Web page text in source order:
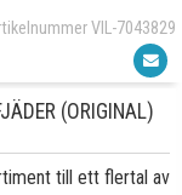
VIL-7043829
(ORIGINAL)
till ett flertal av